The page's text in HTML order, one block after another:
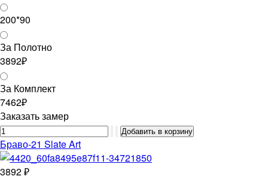
200*90
За Полотно
3892₽
За Комплект
7462₽
Заказать замер
Браво-21 Slate Art
3892 ₽